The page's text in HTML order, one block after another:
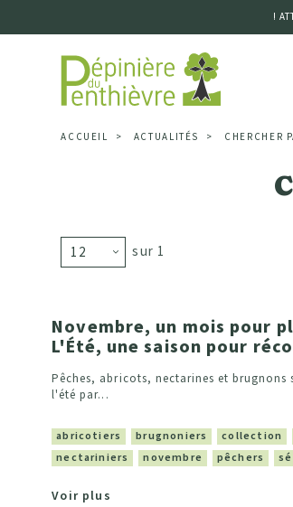
!
Accueil
ACCUEIL ACTUALITÉS CHERCHER
sur 1
Novembre, un mois pour
L'Été, une saison pour
Pêches, abricots, nectarines et brugnons
l'été par...
abricotiers brugnoniers collection
nectariniers
novembre pêchers
Voir plus